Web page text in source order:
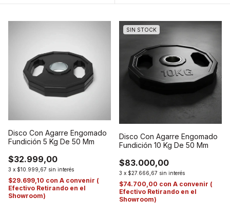
Disco Con Agarre Engomado
Fundición 5 Kg De 50 Mm
$32.999,00
3 x $10.999,67 sin interés
$29.699,10 con A convenir (
Efectivo Retirando en el
Showroom)
SIN STOCK
Disco Con Agarre Engomado
Fundición 10 Kg De 50 Mm
$83.000,00
3 x $27.666,67 sin interés
$74.700,00 con A convenir (
Efectivo Retirando en el
Showroom)